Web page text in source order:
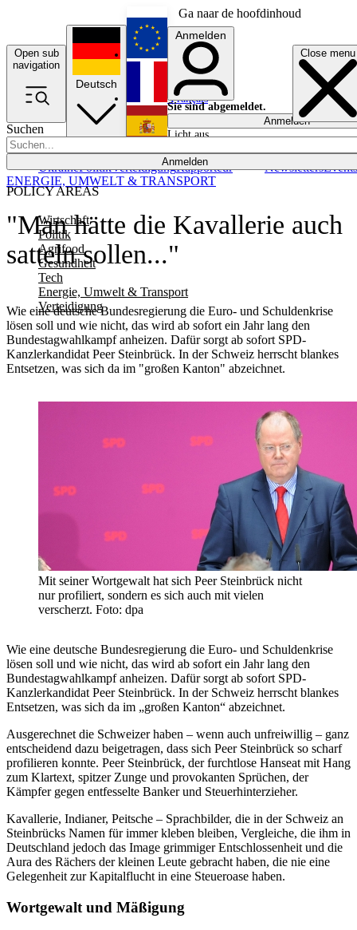
Ga naar de hoofdinhoud
Open sub
navigation
Close menu
Suchen
Anmelden
POLICY AREAS
Wirtschaft
Politik
Agrifood
Gesundheit
Tech
Energie, Umwelt & Transport
Verteidigung
UkrainePolitikVerteidigungRapporteur NewslettersEvents
Deutsch
English
Français
Anmelden
Sie sind abgemeldet.
Anmelden
Licht aus
"Man hätte die Kavallerie auch
satteln sollen..."
Wie eine deutsche Bundesregierung die Euro- und Schuldenkrise
lösen soll und wie nicht, das wird ab sofort ein Jahr lang den
Bundestagwahlkampf anheizen. Dafür sorgt ab sofort SPD-
Kanzlerkandidat Peer Steinbrück. In der Schweiz herrscht blankes
Entsetzen, was sich da im "großen Kanton" abzeichnet.
ENERGIE, UMWELT & TRANSPORT
Mit seiner Wortgewalt hat sich Peer Steinbrück nicht
nur profiliert, sondern es sich auch mit vielen
verscherzt. Foto: dpa
Wie eine deutsche Bundesregierung die Euro- und Schuldenkrise
lösen soll und wie nicht, das wird ab sofort ein Jahr lang den
Bundestagwahlkampf anheizen. Dafür sorgt ab sofort SPD-
Kanzlerkandidat Peer Steinbrück. In der Schweiz herrscht blankes
Entsetzen, was sich da im „großen Kanton“ abzeichnet.
Ausgerechnet die Schweizer haben – wenn auch unfreiwillig ­– ganz
entscheidend dazu beigetragen, dass sich Peer Steinbrück so scharf
profilieren konnte. Peer Steinbrück, der furchtlose Hanseat mit Hang
zum Klartext, spitzer Zunge und provokanten Sprüchen, der
Kämpfer gegen entfesselte Banker und Steuerhinterzieher.
Kavallerie, Indianer, Peitsche – Sprachbilder, die in der Schweiz an
Steinbrücks Namen für immer kleben bleiben, Vergleiche, die ihm in
Deutschland jedoch das Image grimmiger Entschlossenheit und die
Aura des Rächers der kleinen Leute gebracht haben, die nie eine
Gelegenheit zur Kapitalflucht in eine Steueroase haben.
Wortgewalt und Mäßigung